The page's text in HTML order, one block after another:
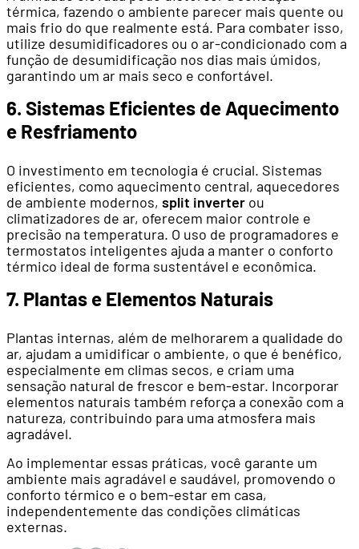
térmica, fazendo o ambiente parecer mais quente ou
mais frio do que realmente está. Para combater isso,
utilize desumidificadores ou o ar-condicionado com a
função de desumidificação nos dias mais úmidos,
garantindo um ar mais seco e confortável.
6. Sistemas Eficientes de Aquecimento
e Resfriamento
O investimento em tecnologia é crucial. Sistemas
eficientes, como aquecimento central, aquecedores
de ambiente modernos, split inverter ou
climatizadores de ar, oferecem maior controle e
precisão na temperatura. O uso de programadores e
termostatos inteligentes ajuda a manter o conforto
térmico ideal de forma sustentável e econômica.
7. Plantas e Elementos Naturais
Plantas internas, além de melhorarem a qualidade do
ar, ajudam a umidificar o ambiente, o que é benéfico,
especialmente em climas secos, e criam uma
sensação natural de frescor e bem-estar. Incorporar
elementos naturais também reforça a conexão com a
natureza, contribuindo para uma atmosfera mais
agradável.
Ao implementar essas práticas, você garante um
ambiente mais agradável e saudável, promovendo o
conforto térmico e o bem-estar em casa,
independentemente das condições climáticas
externas.